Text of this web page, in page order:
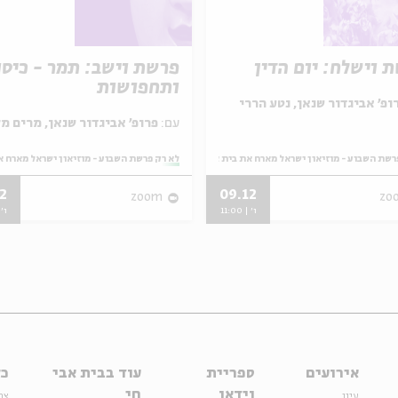
פרשת וישב: תמר -
ותחפושות
עם:
מתוך:
לא רק פרשת השבוע - מוזיאון ישראל מארח
zoom
ו' |
וישלח: יום הדין
אביגדור שנאן, נטע הררי
השבוע - מוזיאון ישראל מארח את בית אבי חי
09.12
ו' | 11:00
אירועים
ספריית
עוד בבית אבי